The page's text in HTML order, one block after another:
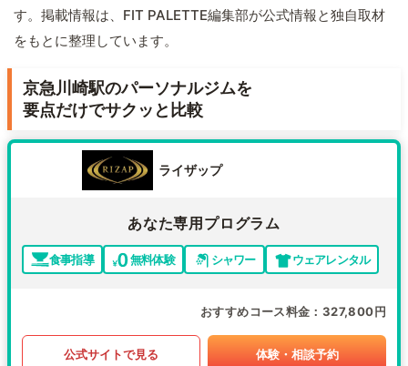
す。掲載情報は、FIT PALETTE編集部が公式情報と独自取材
をもとに整理しています。
京急川崎駅のパーソナルジムを
要点だけでサクッと比較
ライザップ
あなた専用プログラム
食事指導 無料体験 シャワー ウェアレンタル
おすすめコース料金 327,800円
公式サイトで見る 体験・相談予約